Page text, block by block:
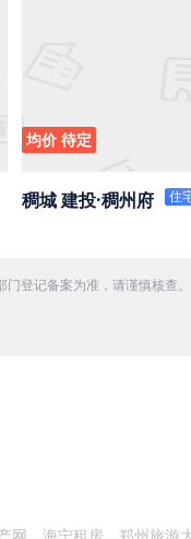
均价 待定
稠城 建投·稠州府 住
登记备案为准，请谨慎核查。